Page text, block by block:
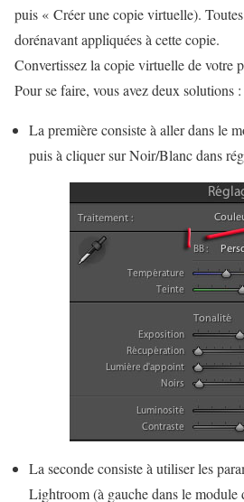
puis « Créer une copie virtuelle).
dorénavant appliquées à cette copie.
Convertissez la copie virtuelle de votre
Pour se faire, vous avez deux solutions :
La première consiste à aller dans le
puis à cliquer sur Noir/Blanc dans
La seconde consiste à utiliser les
Lightroom (à gauche dans le module